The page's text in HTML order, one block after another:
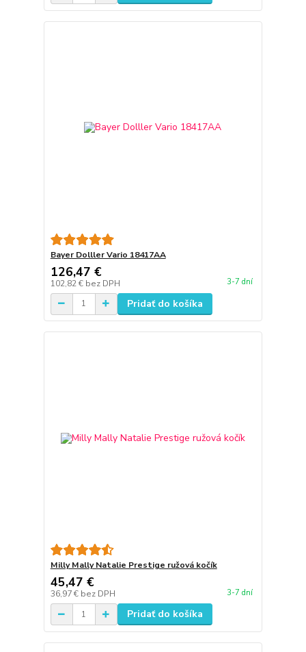
Bayer Dolller Vario 18417AA
126,47 €
102,82 € bez DPH 3-7 dní
Pridať do košíka
Milly Mally Natalie Prestige ružová kočík
45,47 €
36,97 € bez DPH 3-7 dní
Pridať do košíka